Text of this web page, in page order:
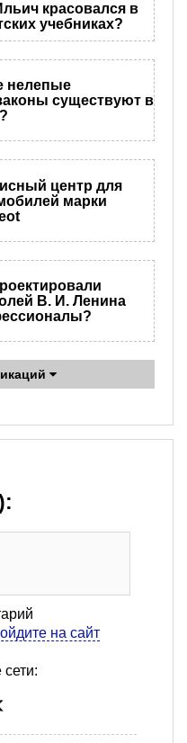
красовался в
учебниках?
нелепые
существуют в
центр для
марки
В. И. Ленина
на сайт